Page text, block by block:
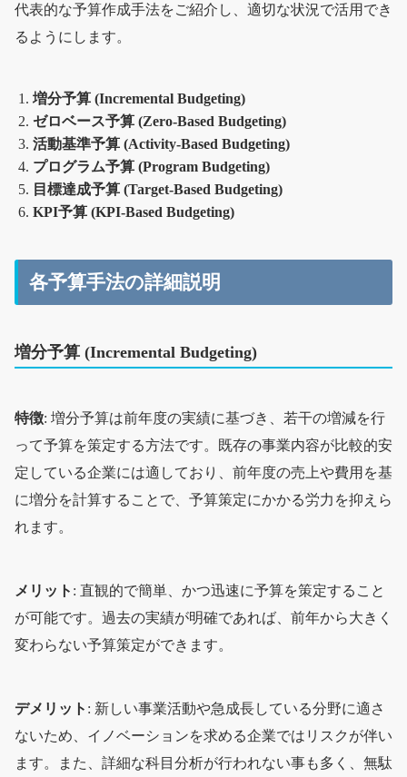
代表的な予算作成手法をご紹介し、適切な状況で活用でき
るようにします。
増分予算 (Incremental Budgeting)
ゼロベース予算 (Zero-Based Budgeting)
活動基準予算 (Activity-Based Budgeting)
プログラム予算 (Program Budgeting)
目標達成予算 (Target-Based Budgeting)
KPI予算 (KPI-Based Budgeting)
各予算手法の詳細説明
増分予算 (Incremental Budgeting)
特徴: 増分予算は前年度の実績に基づき、若干の増減を行
って予算を策定する方法です。既存の事業内容が比較的安
定している企業には適しており、前年度の売上や費用を基
に増分を計算することで、予算策定にかかる労力を抑えら
れます。
メリット : 直観的で簡単、かつ迅速に予算を策定すること
が可能です。過去の実績が明確であれば、前年から大きく
変わらない予算策定ができます。
デメリット : 新しい事業活動や急成長している分野に適さ
ないため、イノベーションを求める企業ではリスクが伴い
ます。また、詳細な科目分析が行われない事も多く、無駄